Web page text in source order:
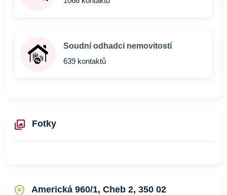
Soudní odhadci nemovitostí
639 kontaktů
Fotky
Americká 960/1, Cheb 2, 350 02